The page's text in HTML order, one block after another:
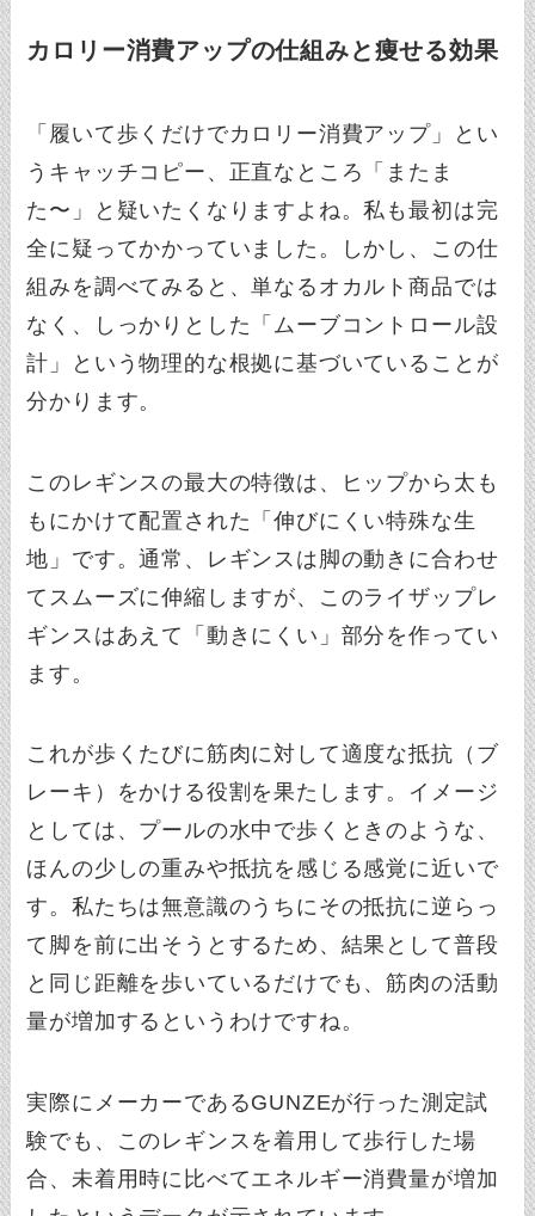
カロリー消費アップの仕組みと痩せる効果
「履いて歩くだけでカロリー消費アップ」とい
うキャッチコピー、正直なところ「またま
た〜」と疑いたくなりますよね。私も最初は完
全に疑ってかかっていました。しかし、この仕
組みを調べてみると、単なるオカルト商品では
なく、しっかりとした「ムーブコントロール設
計」という物理的な根拠に基づいていることが
分かります。
このレギンスの最大の特徴は、ヒップから太も
もにかけて配置された「伸びにくい特殊な生
地」です。通常、レギンスは脚の動きに合わせ
てスムーズに伸縮しますが、このライザップレ
ギンスはあえて「動きにくい」部分を作ってい
ます。
これが歩くたびに筋肉に対して適度な抵抗（ブ
レーキ）をかける役割を果たします。イメージ
としては、プールの水中で歩くときのような、
ほんの少しの重みや抵抗を感じる感覚に近いで
す。私たちは無意識のうちにその抵抗に逆らっ
て脚を前に出そうとするため、結果として普段
と同じ距離を歩いているだけでも、筋肉の活動
量が増加するというわけですね。
実際にメーカーであるGUNZEが行った測定試
験でも、このレギンスを着用して歩行した場
合、未着用時に比べてエネルギー消費量が増加